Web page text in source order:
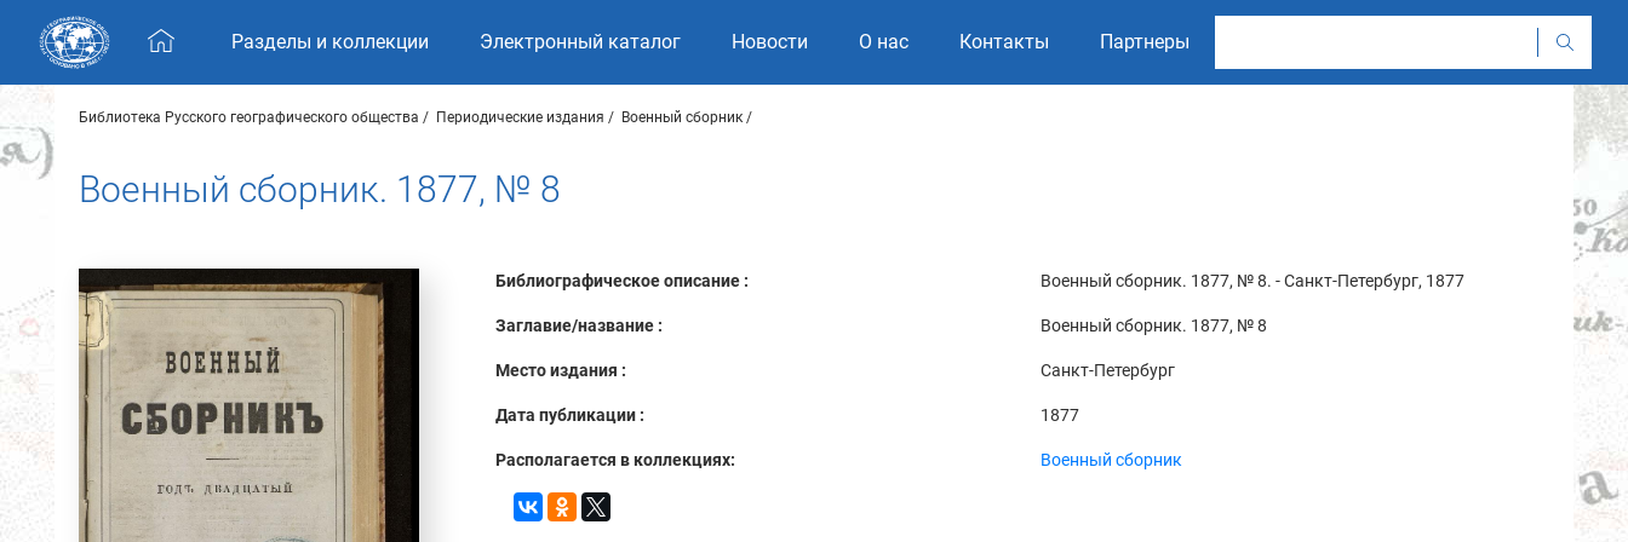
Skip navigation
Разделы и коллекции Электронный каталог Новости О нас Контакты Партнеры
Библиотека Русского географического общества Периодические издания Военный сборник
Военный сборник. 1877, № 8
Библиографическое описание : Военный сборник. 1877, № 8. - Санкт-Петербург, 1877
Заглавие/название : Военный сборник. 1877, № 8
Место издания : Санкт-Петербург
Дата публикации : 1877
Располагается в коллекциях: Военный сборник